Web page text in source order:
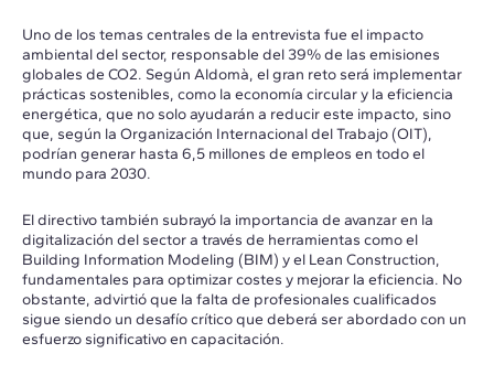
Uno de los temas centrales de la entrevista fue el impacto
ambiental del sector, responsable del 39% de las emisiones
globales de CO2. Según Aldomà, el gran reto será implementar
prácticas sostenibles, como la economía circular y la eficiencia
energética, que no solo ayudarán a reducir este impacto, sino
que, según la Organización Internacional del Trabajo (OIT),
podrían generar hasta 6,5 millones de empleos en todo el
mundo para 2030.
El directivo también subrayó la importancia de avanzar en la
digitalización del sector a través de herramientas como el
Building Information Modeling (BIM) y el Lean Construction,
fundamentales para optimizar costes y mejorar la eficiencia. No
obstante, advirtió que la falta de profesionales cualificados
sigue siendo un desafío crítico que deberá ser abordado con un
esfuerzo significativo en capacitación.